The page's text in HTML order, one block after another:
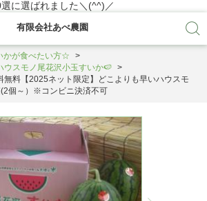
に選ばれました＼(^^)／
有限会社あべ農園
かが食べたい方☆
スモノ尾花沢小玉すいか🍉
無料【2025ネット限定】どこよりも早いハウスモ
個～）※コンビニ決済不可